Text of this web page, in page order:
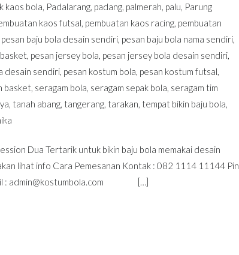
kaos bola, Padalarang, padang, palmerah, palu, Parung
kaos futsal, pembuatan kaos racing, pembuatan
pesan baju bola desain sendiri, pesan baju bola nama sendiri,
, pesan jersey bola, pesan jersey bola desain sendiri,
desain sendiri, pesan kostum bola, pesan kostum futsal,
basket, seragam bola, seragam sepak bola, seragam tim
, tanah abang, tangerang, tarakan, tempat bikin baju bola,
Dua Tertarik untuk bikin baju bola memakai desain
lihat info Cara Pemesanan Kontak : 082 1114 11144 Pin
: admin@kostumbola.com […]